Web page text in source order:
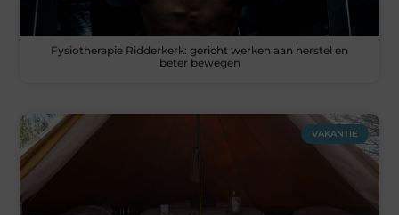
Fysiotherapie Ridderkerk: gericht werken aan herstel en
beter bewegen
VAKANTIE